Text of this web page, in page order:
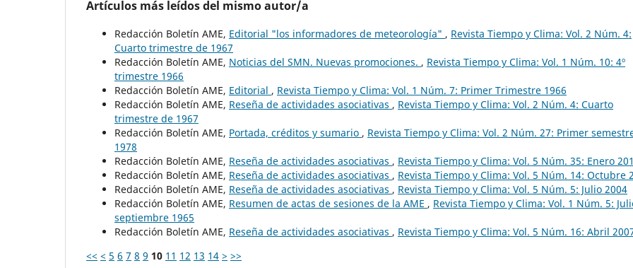
Artículos más leídos del mismo autor/a
Redacción Boletín AME, Editorial "los informadores de meteorología" , Revista Tiempo y Clima: Vol. 2 Núm. 4:
Cuarto trimestre de 1967
Redacción Boletín AME, Noticias del SMN. Nuevas promociones. , Revista Tiempo y Clima: Vol. 1 Núm. 10: 4º
trimestre 1966
Redacción Boletín AME, Editorial , Revista Tiempo y Clima: Vol. 1 Núm. 7: Primer Trimestre 1966
Redacción Boletín AME, Reseña de actividades asociativas , Revista Tiempo y Clima: Vol. 2 Núm. 4: Cuarto
trimestre de 1967
Redacción Boletín AME, Portada, créditos y sumario , Revista Tiempo y Clima: Vol. 2 Núm. 27: Primer
1978
Redacción Boletín AME, Reseña de actividades asociativas , Revista Tiempo y Clima: Vol. 5 Núm. 35: Enero
Redacción Boletín AME, Reseña de actividades asociativas , Revista Tiempo y Clima: Vol. 5 Núm. 14: Octubre
Redacción Boletín AME, Reseña de actividades asociativas , Revista Tiempo y Clima: Vol. 5 Núm. 5: Julio 2004
Redacción Boletín AME, Resumen de actas de sesiones de la AME , Revista Tiempo y Clima: Vol. 1 Núm. 5:
septiembre 1965
Redacción Boletín AME, Reseña de actividades asociativas , Revista Tiempo y Clima: Vol. 5 Núm. 16: Abril
<< < 5 6 7 8 9 10 11 12 13 14 > >>